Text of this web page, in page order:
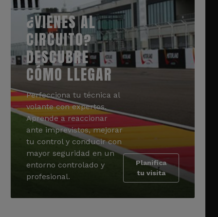
¿VIENES AL
CIRCUITO?
DESCUBRE
CÓMO LLEGAR
Perfecciona tu técnica al
volante con expertos.
Aprende a reaccionar
ante imprevistos, mejorar
tu control y conducir con
mayor seguridad en un
entorno controlado y
profesional.
Planifica
tu visita